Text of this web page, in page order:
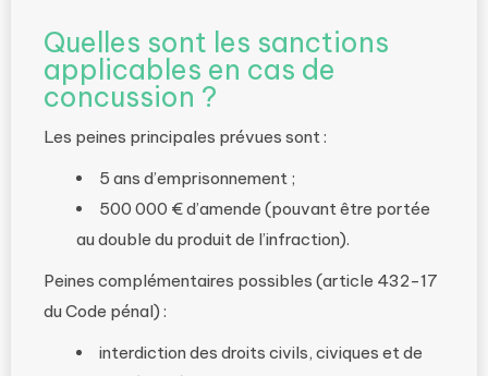
Quelles sont les sanctions
applicables en cas de
concussion ?
Les peines principales prévues sont :
5 ans d’emprisonnement ;
500 000 € d’amende (pouvant être portée
au double du produit de l’infraction).
Peines complémentaires possibles (article 432-17
du Code pénal) :
interdiction des droits civils, civiques et de